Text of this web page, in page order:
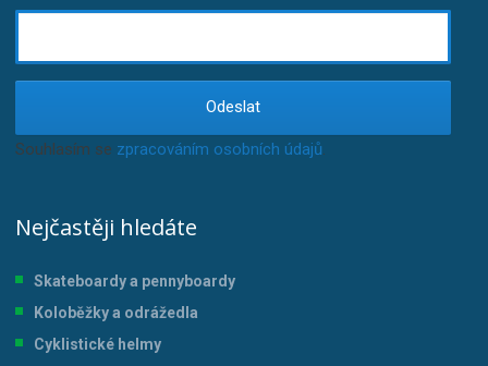
Odeslat
Souhlasím se zpracováním osobních údajů.
Nejčastěji hledáte
Skateboardy a pennyboardy
Koloběžky a odrážedla
Cyklistické helmy